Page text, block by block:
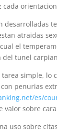
desarrolladas
atraidas
el
del tunel
simple, lo
penurias
es/
sobre
uso sobre